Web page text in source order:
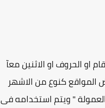
الحروف او الاثنين معآ
كنوع من الاشهر
" ويتم استخدامه فى